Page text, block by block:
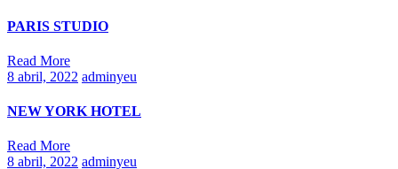
PARIS STUDIO
Read More
8 abril, 2022 adminyeu
NEW YORK HOTEL
Read More
8 abril, 2022 adminyeu